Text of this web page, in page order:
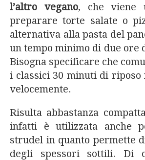
l’altro vegano, che viene
preparare torte salate o
alternativa alla pasta del
un tempo minimo di due ore
Bisogna specificare che
i classici 30 minuti di riposo
velocemente.
Risulta abbastanza
infatti è utilizzata anche
strudel in quanto permette
degli spessori sottili. Di